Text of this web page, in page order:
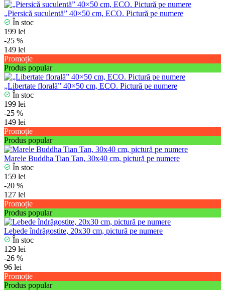
„Piersică suculentă” 40×50 cm, ECO. Pictură pe numere
În stoc
199 lei
-25 %
149 lei
Promoție
Produs popular
„Libertate florală” 40×50 cm, ECO. Pictură pe numere
În stoc
199 lei
-25 %
149 lei
Promoție
Produs popular
Marele Buddha Tian Tan, 30x40 cm, pictură pe numere
În stoc
159 lei
-20 %
127 lei
Promoție
Produs popular
Lebede îndrăgostite, 20x30 cm, pictură pe numere
În stoc
129 lei
-26 %
96 lei
Promoție
Produs popular